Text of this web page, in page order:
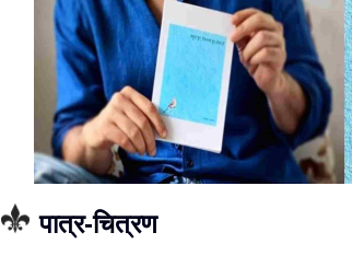
पात्र-चित्रण